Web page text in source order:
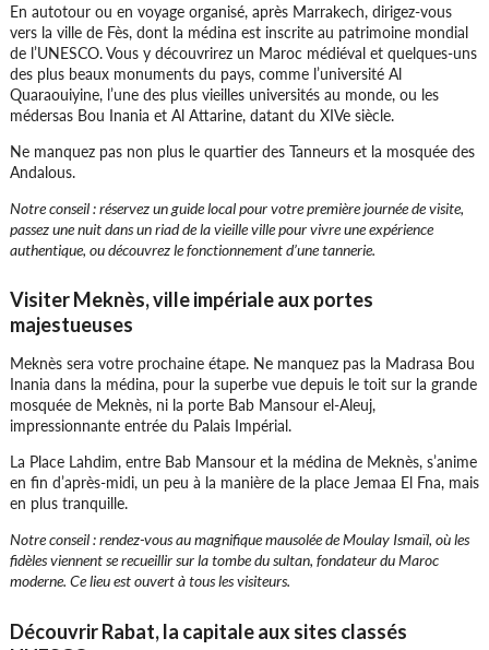
Lieu 9 : Chefchaouen
Au Nord Est du Maroc, cette ville bâtie à flanc
de montagne offre une palette et dégradé de
photographes. Voir la Kasbah et le musée
ethnologique
Lieu 10 : Essaouira
Sur la cote Atlantique, cette station balnéaire
est une bouffée d’air pur et une ville historique
classée au patrimoine mondial de l’UNESCO.
Ne pas manquer la Médina d’un blanc éclatant,
les plages idéales pour les activités nautiques
En autotour ou en voyage organisé, après Marrakech, dirigez-vous
vers la ville de Fès, dont la médina est inscrite au patrimoine mondial
de l’UNESCO. Vous y découvrirez un Maroc médiéval et quelques-uns
des plus beaux monuments du pays, comme l’université Al
Quaraouiyine, l’une des plus vieilles universités au monde, ou les
médersas Bou Inania et Al Attarine, datant du XIVe siècle.
Ne manquez pas non plus le quartier des Tanneurs et la mosquée des
Andalous.
Notre conseil : réservez un guide local pour votre première journée de visite,
passez une nuit dans un riad de la vieille ville pour vivre une expérience
authentique, ou découvrez le fonctionnement d’une tannerie.
Visiter Meknès, ville impériale aux portes
majestueuses
Meknès sera votre prochaine étape. Ne manquez pas la Madrasa Bou
Inania dans la médina, pour la superbe vue depuis le toit sur la grande
mosquée de Meknès, ni la porte Bab Mansour el-Aleuj,
impressionnante entrée du Palais Impérial.
La Place Lahdim, entre Bab Mansour et la médina de Meknès, s’anime
en fin d’après-midi, un peu à la manière de la place Jemaa El Fna, mais
en plus tranquille.
Notre conseil : rendez-vous au magnifique mausolée de Moulay Ismaïl, où les
fidèles viennent se recueillir sur la tombe du sultan, fondateur du Maroc
moderne. Ce lieu est ouvert à tous les visiteurs.
Découvrir Rabat, la capitale aux sites classés